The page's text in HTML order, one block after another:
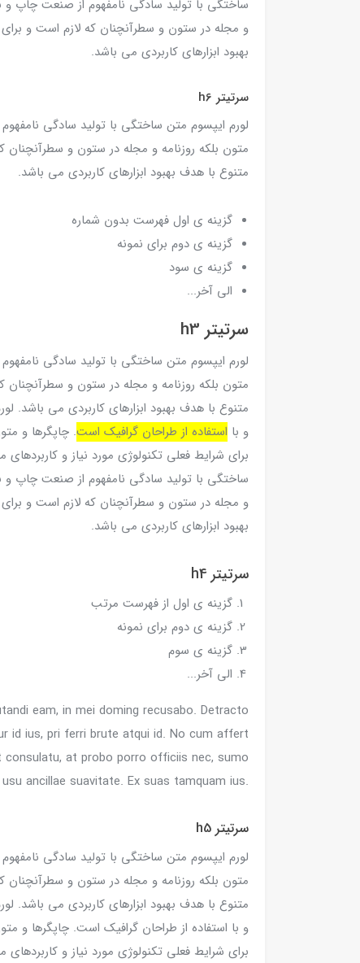
ساختگی با تولید سادگی نامفهوم از صنعت چاپ و
و مجله در ستون و سطرآنچنان که لازم است و برای
بهبود ابزارهای کاربردی می باشد.
سرتیتر h6
لورم ایپسوم متن ساختگی با تولید سادگی
متون بلکه روزنامه و مجله در ستون و سطرآنچنان
متنوع با هدف بهبود ابزارهای کاربردی می باشد.
گزینه ی اول فهرست بدون شماره
گزینه ی دوم برای نمونه
گزینه ی سود
الی آخر...
سرتیتر h3
لورم ایپسوم متن ساختگی با تولید سادگی
متون بلکه روزنامه و مجله در ستون و سطرآنچنان
متنوع با هدف بهبود ابزارهای کاربردی می
و با استفاده از طراحان گرافیک است. چاپگرها و
برای شرایط فعلی تکنولوژی مورد نیاز و
ساختگی با تولید سادگی نامفهوم از صنعت چاپ و
و مجله در ستون و سطرآنچنان که لازم است و برای
بهبود ابزارهای کاربردی می باشد.
سرتیتر h4
گزینه ی اول از فهرست مرتب
گزینه ی دوم برای نمونه
گزینه ی سوم
الی آخر...
eam, in mei doming recusabo. Detracto
id ius, pri ferri brute atqui id. No cum affert
at probo porro officiis nec, sumo
ancillae suavitate. Ex suas tamquam ius.
سرتیتر h5
لورم ایپسوم متن ساختگی با تولید سادگی
متون بلکه روزنامه و مجله در ستون و سطرآنچنان
متنوع با هدف بهبود ابزارهای کاربردی می
و با استفاده از طراحان گرافیک است. چاپگرها و
برای شرایط فعلی تکنولوژی مورد نیاز و